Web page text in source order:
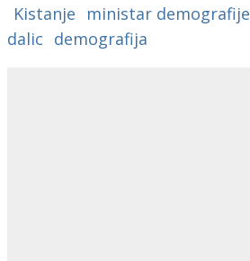
Kistanje
ministar demografije
dalic demografija